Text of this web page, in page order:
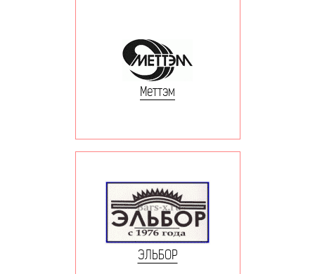
Меттэм
ЭЛЬБОР